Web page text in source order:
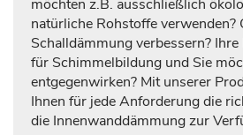
möchten z.B. ausschließlich
natürliche Rohstoffe verwenden?
Schalldämmung verbessern?
für Schimmelbildung und Sie
entgegenwirken? Mit unserer
Ihnen für jede Anforderung die
die Innenwanddämmung zur